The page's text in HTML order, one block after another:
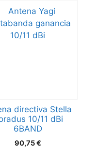
directiva Stella
10/11 dBi
6BAND
90,75€